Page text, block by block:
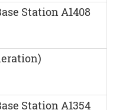
Station A1408
Station A1354